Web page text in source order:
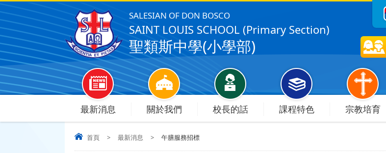
SALESIAN OF DON BOSCO
SAINT LOUIS SCHOOL (Primary Section)
聖類斯中學(小學部)
最新消息 關於我們 校長的話 課程特色 宗教培育
首頁 > 最新消息 > 午膳服務招標